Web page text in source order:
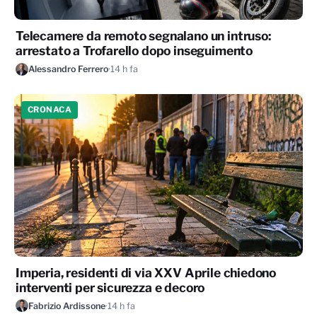
Telecamere da remoto segnalano un intruso:
arrestato a Trofarello dopo inseguimento
Alessandro Ferrero·14 h fa
CRONACA
Imperia, residenti di via XXV Aprile chiedono
interventi per sicurezza e decoro
Fabrizio Ardissone·14 h fa